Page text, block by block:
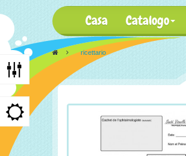
Casa Catalogo
> ricettario